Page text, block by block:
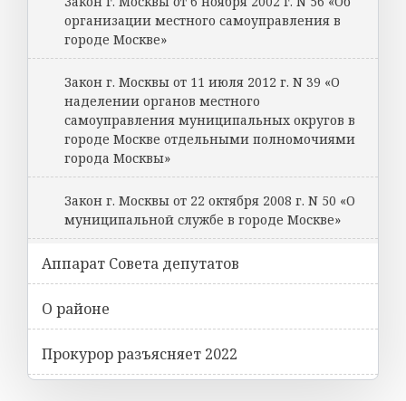
организации местного самоуправления в
городе Москве»
Закон г. Москвы от 11 июля 2012 г. N 39 «О
наделении органов местного
самоуправления муниципальных округов в
городе Москве отдельными полномочиями
города Москвы»
Закон г. Москвы от 22 октября 2008 г. N 50 «О
муниципальной службе в городе Москве»
Аппарат Совета депутатов
О районе
Прокурор разъясняет 2022